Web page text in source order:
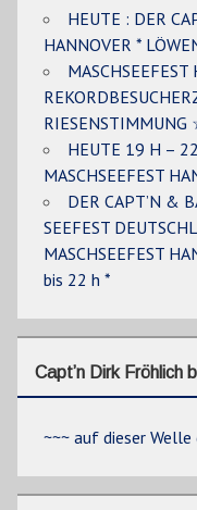
HEUTE : DER
HANNOVER *
MASCHSEEFEST
RIESENSTIMMUNG
HEUTE 19 H –
MASCHSEEFEST
DER CAPT’N &
SEEFEST
MASCHSEEFEST
bis 22 h *
Capt’n Dirk Fröhlich
~~~ auf dieser